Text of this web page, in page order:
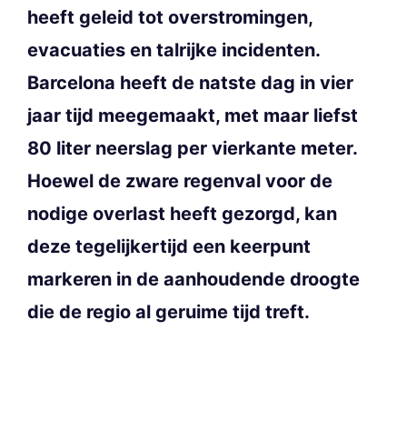
heeft geleid tot overstromingen,
evacuaties en talrijke incidenten.
Barcelona heeft de natste dag in vier
jaar tijd meegemaakt, met maar liefst
80 liter neerslag per vierkante meter.
Hoewel de zware regenval voor de
nodige overlast heeft gezorgd, kan
deze tegelijkertijd een keerpunt
markeren in de aanhoudende droogte
die de regio al geruime tijd treft.